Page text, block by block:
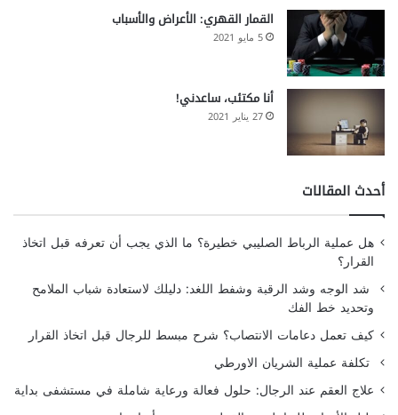
القمار القهري: الأعراض والأسباب
5 مايو 2021
أنا مكتئب، ساعدني!
27 يناير 2021
أحدث المقالات
هل عملية الرباط الصليبي خطيرة؟ ما الذي يجب أن تعرفه قبل اتخاذ
القرار؟
شد الوجه وشد الرقبة وشفط اللغد: دليلك لاستعادة شباب الملامح
وتحديد خط الفك
كيف تعمل دعامات الانتصاب؟ شرح مبسط للرجال قبل اتخاذ القرار
تكلفة عملية الشريان الاورطي
علاج العقم عند الرجال: حلول فعالة ورعاية شاملة في مستشفى بداية